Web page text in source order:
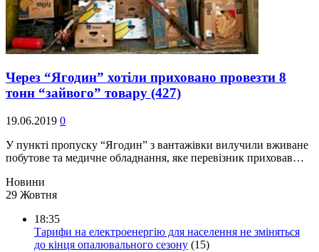
Через “Ягодин” хотіли приховано провезти 8
тонн “зайвого” товару (427)
19.06.2019 0
У пункті пропуску “Ягодин” з вантажівки вилучили вживане
побутове та медичне обладнання, яке перевізник приховав…
Новини
29 Жовтня
18:35
Тарифи на електроенергію для населення не зміняться
до кінця опалювального сезону (15)